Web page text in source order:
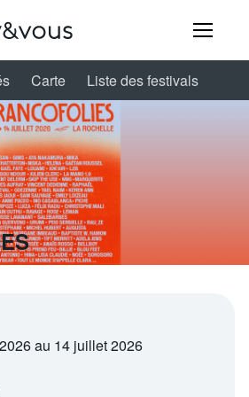
émission
Carte Liste des festivals
au 14 juillet 2026